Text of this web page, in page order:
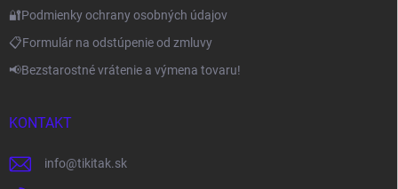
🔐Podmienky ochrany osobných údajov
📋Formulár na odstúpenie od zmluvy
📢Bezstarostné vrátenie a výmena tovaru!
KONTAKT
info@tikitak.sk